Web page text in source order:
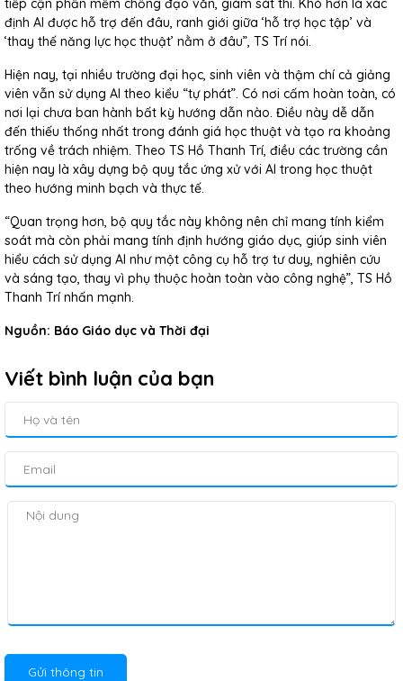
tiếp cận phần mềm chống đạo văn, giám sát thi. Khó hơn là xác
định AI được hỗ trợ đến đâu, ranh giới giữa ‘hỗ trợ học tập’ và
‘thay thế năng lực học thuật’ nằm ở đâu”, TS Trí nói.
Hiện nay, tại nhiều trường đại học, sinh viên và thậm chí cả giảng
viên vẫn sử dụng AI theo kiểu “tự phát”. Có nơi cấm hoàn toàn, có
nơi lại chưa ban hành bất kỳ hướng dẫn nào. Điều này dễ dẫn
đến thiếu thống nhất trong đánh giá học thuật và tạo ra khoảng
trống về trách nhiệm. Theo TS Hồ Thanh Trí, điều các trường cần
hiện nay là xây dựng bộ quy tắc ứng xử với AI trong học thuật
theo hướng minh bạch và thực tế.
“Quan trọng hơn, bộ quy tắc này không nên chỉ mang tính kiểm
soát mà còn phải mang tính định hướng giáo dục, giúp sinh viên
hiểu cách sử dụng AI như một công cụ hỗ trợ tư duy, nghiên cứu
và sáng tạo, thay vì phụ thuộc hoàn toàn vào công nghệ”, TS Hồ
Thanh Trí nhấn mạnh.
Nguồn: Báo Giáo dục và Thời đại
Viết bình luận của bạn
Gửi thông tin